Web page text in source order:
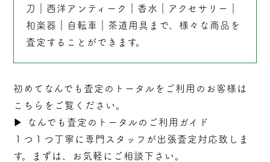
刀
西洋アンティーク 香水 アクセサリー
和楽器
自転車 茶道用具 まで、様々な商品を
査定することができます。
初めてなんでも査定のトータルをご利用のお客様は
こちらをご覧ください。
▶︎
なんでも査定のトータルのご利用ガイド
１つ１つ丁寧に専門スタッフが出張査定対応致しま
す。まずは、お気軽にご相談下さい。